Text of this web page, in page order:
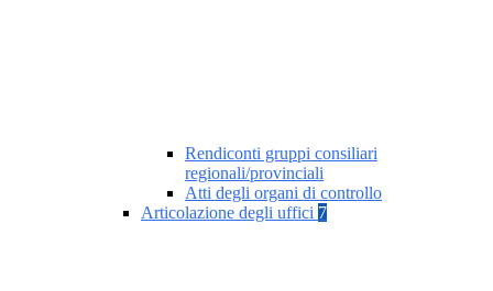
Rendiconti gruppi consiliari
regionali/provinciali
Atti degli organi di controllo
Articolazione degli uffici 7